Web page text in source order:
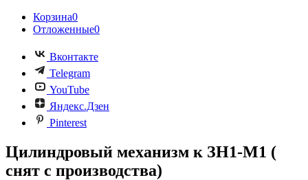
Корзина0
Отложенные0
Вконтакте
Telegram
YouTube
Яндекс.Дзен
Pinterest
Цилиндровый механизм к ЗН1-М1 (
снят с производства)